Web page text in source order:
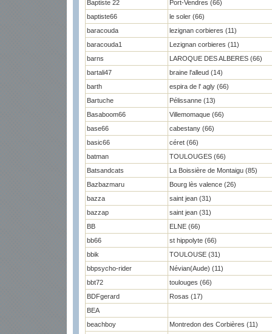
Baptiste 22
Port-Vendres (66)
baptiste66
le soler (66)
baracouda
lezignan corbieres (11)
baracouda1
Lezignan corbieres (11)
barns
LAROQUE DES ALBERES (66)
bartali47
braine l'alleud (14)
barth
espira de l' agly (66)
Bartuche
Pélissanne (13)
Basaboom66
Villemomaque (66)
base66
cabestany (66)
basic66
céret (66)
batman
TOULOUGES (66)
Batsandcats
La Boissière de Montaigu (85)
Bazbazmaru
Bourg lès valence (26)
bazza
saint jean (31)
bazzap
saint jean (31)
BB
ELNE (66)
bb66
st hippolyte (66)
bbik
TOULOUSE (31)
bbpsycho-rider
Névian(Aude) (11)
bbt72
toulouges (66)
BDFgerard
Rosas (17)
BEA
beachboy
Montredon des Corbières (11)